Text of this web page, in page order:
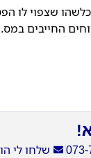
שצפוי לו
החייבים
שלחו לי